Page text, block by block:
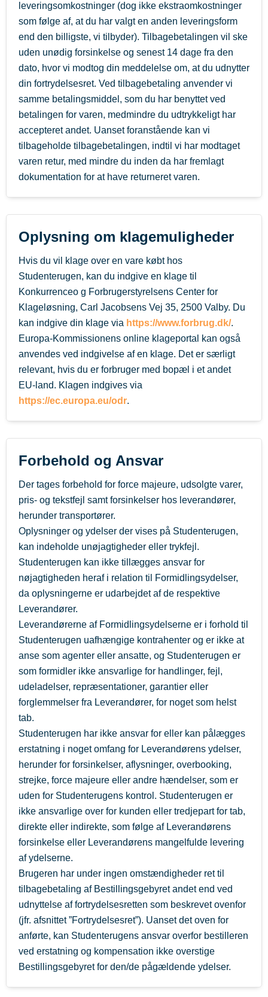
leveringsomkostninger (dog ikke ekstraomkostninger
som følge af, at du har valgt en anden leveringsform
end den billigste, vi tilbyder). Tilbagebetalingen vil ske
uden unødig forsinkelse og senest 14 dage fra den
dato, hvor vi modtog din meddelelse om, at du udnytter
din fortrydelsesret. Ved tilbagebetaling anvender vi
samme betalingsmiddel, som du har benyttet ved
betalingen for varen, medmindre du udtrykkeligt har
accepteret andet. Uanset foranstående kan vi
tilbageholde tilbagebetalingen, indtil vi har modtaget
varen retur, med mindre du inden da har fremlagt
dokumentation for at have returneret varen.
Oplysning om klagemuligheder
Hvis du vil klage over en vare købt hos
Studenterugen, kan du indgive en klage til
Konkurrenceo g Forbrugerstyrelsens Center for
Klageløsning, Carl Jacobsens Vej 35, 2500 Valby. Du
kan indgive din klage via https://www.forbrug.dk/.
Europa-Kommissionens online klageportal kan også
anvendes ved indgivelse af en klage. Det er særligt
relevant, hvis du er forbruger med bopæl i et andet
EU-land. Klagen indgives via
https://ec.europa.eu/odr.
Forbehold og Ansvar
Der tages forbehold for force majeure, udsolgte varer,
pris- og tekstfejl samt forsinkelser hos leverandører,
herunder transportører.
Oplysninger og ydelser der vises på Studenterugen,
kan indeholde unøjagtigheder eller trykfejl.
Studenterugen kan ikke tillægges ansvar for
nøjagtigheden heraf i relation til Formidlingsydelser,
da oplysningerne er udarbejdet af de respektive
Leverandører.
Leverandørerne af Formidlingsydelserne er i forhold til
Studenterugen uafhængige kontrahenter og er ikke at
anse som agenter eller ansatte, og Studenterugen er
som formidler ikke ansvarlige for handlinger, fejl,
udeladelser, repræsentationer, garantier eller
forglemmelser fra Leverandører, for noget som helst
tab.
Studenterugen har ikke ansvar for eller kan pålægges
erstatning i noget omfang for Leverandørens ydelser,
herunder for forsinkelser, aflysninger, overbooking,
strejke, force majeure eller andre hændelser, som er
uden for Studenterugens kontrol. Studenterugen er
ikke ansvarlige over for kunden eller tredjepart for tab,
direkte eller indirekte, som følge af Leverandørens
forsinkelse eller Leverandørens mangelfulde levering
af ydelserne.
Brugeren har under ingen omstændigheder ret til
tilbagebetaling af Bestillingsgebyret andet end ved
udnyttelse af fortrydelsesretten som beskrevet ovenfor
(jfr. afsnittet ”Fortrydelsesret”). Uanset det oven for
anførte, kan Studenterugens ansvar overfor bestilleren
ved erstatning og kompensation ikke overstige
Bestillingsgebyret for den/de pågældende ydelser.